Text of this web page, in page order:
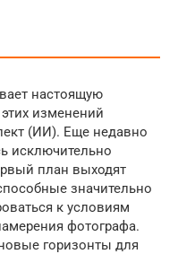
настоящую
изменений
(ИИ). Еще недавно
исключительно
план выходят
значительно
к условиям
фотографа.
горизонты для